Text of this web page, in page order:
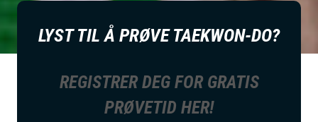
LYST TIL Å PRØVE TAEKWON-DO?
REGISTRER DEG FOR GRATIS
PRØVETID HER!